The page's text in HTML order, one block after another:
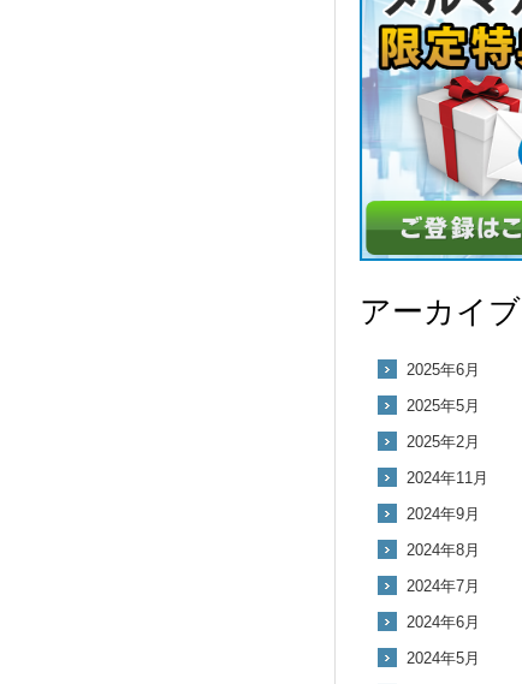
アーカイブ
2025年6月
2025年5月
2025年2月
2024年11月
2024年9月
2024年8月
2024年7月
2024年6月
2024年5月